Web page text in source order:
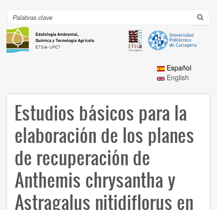
contenido
principal
Search
Español
English
Estudios básicos para la
elaboración de los planes
de recuperación de
Anthemis chrysantha y
Astragalus nitidiflorus en